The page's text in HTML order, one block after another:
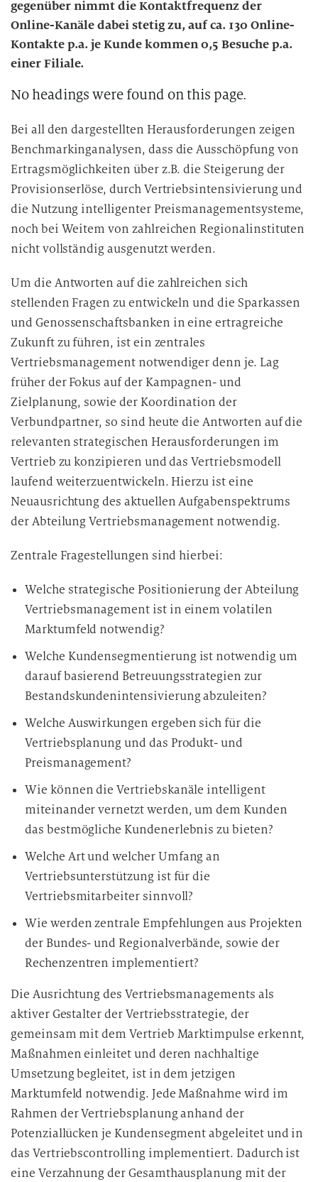
gegenüber nimmt die Kontaktfrequenz der
Online-Kanäle dabei stetig zu, auf ca. 130 Online-
Kontakte p.a. je Kunde kommen 0,5 Besuche p.a.
einer Filiale.
No headings were found on this page.
Bei all den dargestellten Herausforderungen zeigen
Benchmarkinganalysen, dass die Ausschöpfung von
Ertragsmöglichkeiten über z.B. die Steigerung der
Provisionserlöse, durch Vertriebsintensivierung und
die Nutzung intelligenter Preismanagementsysteme,
noch bei Weitem von zahlreichen Regionalinstituten
nicht vollständig ausgenutzt werden.
Um die Antworten auf die zahlreichen sich
stellenden Fragen zu entwickeln und die Sparkassen
und Genossenschaftsbanken in eine ertragreiche
Zukunft zu führen, ist ein zentrales
Vertriebsmanagement notwendiger denn je. Lag
früher der Fokus auf der Kampagnen- und
Zielplanung, sowie der Koordination der
Verbundpartner, so sind heute die Antworten auf die
relevanten strategischen Herausforderungen im
Vertrieb zu konzipieren und das Vertriebsmodell
laufend weiterzuentwickeln. Hierzu ist eine
Neuausrichtung des aktuellen Aufgabenspektrums
der Abteilung Vertriebsmanagement notwendig.
Zentrale Fragestellungen sind hierbei:
Welche strategische Positionierung der Abteilung
Vertriebsmanagement ist in einem volatilen
Marktumfeld notwendig?
Welche Kundensegmentierung ist notwendig um
darauf basierend Betreuungsstrategien zur
Bestandskundenintensivierung abzuleiten?
Welche Auswirkungen ergeben sich für die
Vertriebsplanung und das Produkt- und
Preismanagement?
Wie können die Vertriebskanäle intelligent
miteinander vernetzt werden, um dem Kunden
das bestmögliche Kundenerlebnis zu bieten?
Welche Art und welcher Umfang an
Vertriebsunterstützung ist für die
Vertriebsmitarbeiter sinnvoll?
Wie werden zentrale Empfehlungen aus Projekten
der Bundes- und Regionalverbände, sowie der
Rechenzentren implementiert?
Die Ausrichtung des Vertriebsmanagements als
aktiver Gestalter der Vertriebsstrategie, der
gemeinsam mit dem Vertrieb Marktimpulse erkennt,
Maßnahmen einleitet und deren nachhaltige
Umsetzung begleitet, ist in dem jetzigen
Marktumfeld notwendig. Jede Maßnahme wird im
Rahmen der Vertriebsplanung anhand der
Potenziallücken je Kundensegment abgeleitet und in
das Vertriebscontrolling implementiert. Dadurch ist
eine Verzahnung der Gesamthausplanung mit der